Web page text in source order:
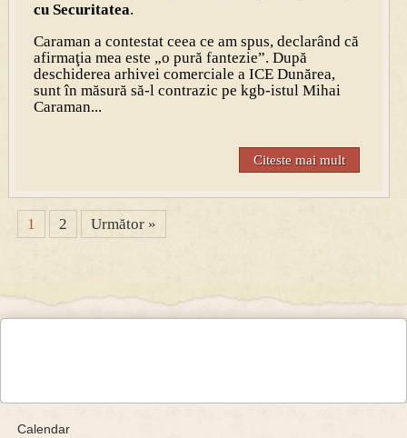
cu Securitatea.
Caraman a contestat ceea ce am spus, declarând că
afirmaţia mea este „o pură fantezie”. După
deschiderea arhivei comerciale a ICE Dunărea,
sunt în măsură să-l contrazic pe kgb-istul Mihai
Caraman...
Citeste mai mult
1 2 Următor »
Calendar